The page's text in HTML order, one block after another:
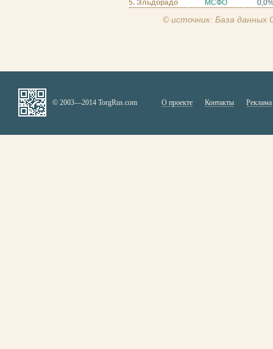
5. Эльдорадо
МСФО
© источник: База
© 2003—2014 TorgRus.com О проекте Контакты Реклама